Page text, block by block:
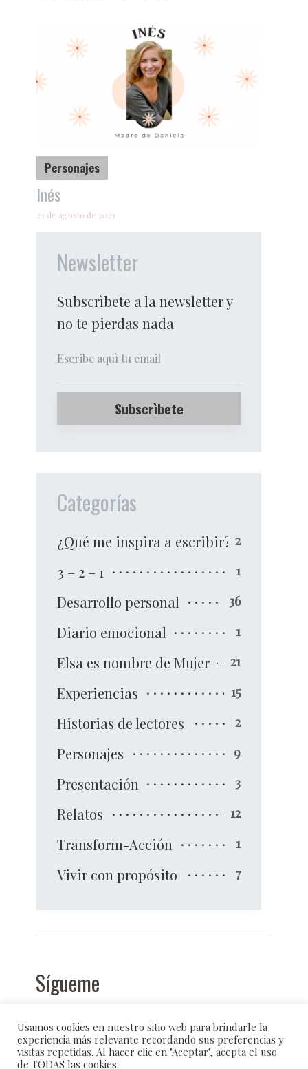
Personajes
Inés
23 de agosto de 2021
Newsletter
Subscrìbete a la newsletter y
no te pierdas nada
Categorías
¿Qué me inspira a escribir? 2
3 – 2 – 1 1
Desarrollo personal 36
Diario emocional 1
Elsa es nombre de Mujer 21
Experiencias 15
Historias de lectores 2
Personajes 9
Presentación 3
Relatos 12
Transform-Acción 1
Vivir con propósito 7
Sígueme
Usamos cookies en nuestro sitio web para brindarle la
experiencia más relevante recordando sus preferencias y
visitas repetidas. Al hacer clic en "Aceptar", acepta el uso
de TODAS las cookies.